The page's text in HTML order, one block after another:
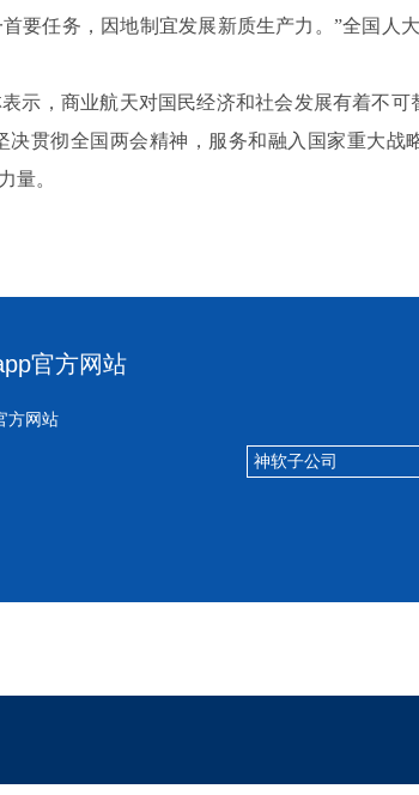
要任务，因地制宜发展新质生产力。”全国人
示，商业航天对国民经济和社会发展有着不
贯彻全国两会精神，服务和融入国家重大战
量。
官方网站
方网站
神软子公司